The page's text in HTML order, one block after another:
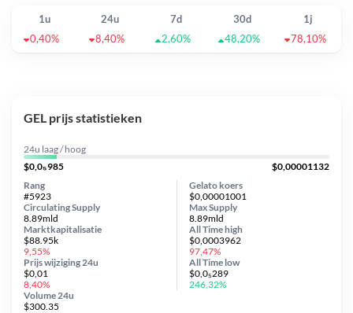
1u 24u 7d 30d
1j
0,40%
8,40% 2,60% 48,20% 78,10%
GEL prijs statistieken
24u laag / hoog
$0,0₅985
$0,00001132
Gelato koers
$0,00001001
Circulating Supply
8.89mld
Prijs wijziging 24u
$0,01
8,40%
Max Supply
8.89mld
Marktkapitalisatie
$88.95k
9,55%
Volume 24u
$300.35
Rang
#5923
All Timehigh
$0,0003962
97,47%
All Time low
$0,0₅289
246,32%